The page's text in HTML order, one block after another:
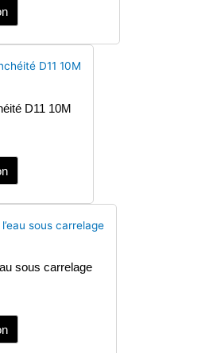
D11 10M
sous carrelage